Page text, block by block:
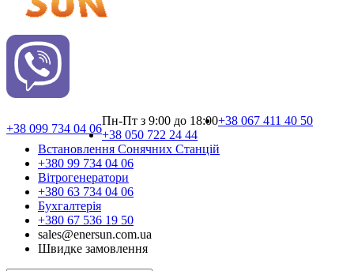
+38 099 734 04 06
Пн-Пт з 9:00 до 18:00+38 067 411 40 50
+38 050 722 24 44
Встановлення Сонячних Cтанцій
+380 99 734 04 06
Вітрогенератори
+380 63 734 04 06
Бухгалтерія
+380 67 536 19 50
sales@enersun.com.ua
Швидке замовлення